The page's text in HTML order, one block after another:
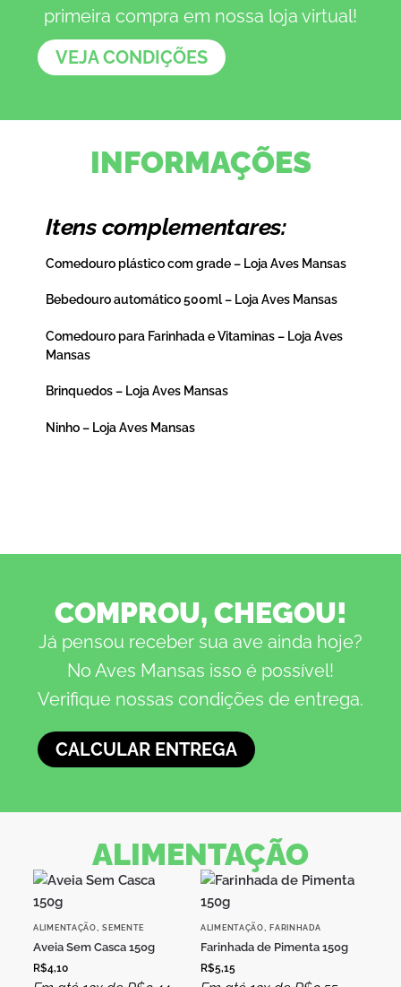
primeira compra em nossa loja virtual!
VEJA CONDIÇÕES
INFORMAÇÕES
Itens complementares:
Comedouro plástico com grade – Loja Aves Mansas
Bebedouro automático 500ml – Loja Aves Mansas
Comedouro para Farinhada e Vitaminas – Loja Aves
Mansas
Brinquedos – Loja Aves Mansas
Ninho – Loja Aves Mansas
COMPROU, CHEGOU!
Já pensou receber sua ave ainda hoje?
No Aves Mansas isso é possível!
Verifique nossas condições de entrega.
CALCULAR ENTREGA
ALIMENTAÇÃO
ALIMENTAÇÃO,SEMENTE
Aveia Sem Casca 150g
R$4,10
ALIMENTAÇÃO,FARINHADA
Farinhada de Pimenta 150g
R$5,15